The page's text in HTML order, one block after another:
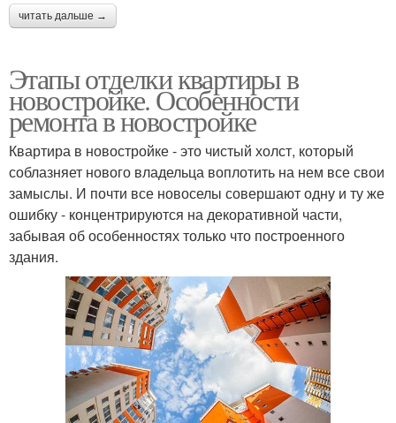
читать дальше →
Этапы отделки квартиры в
новостройке. Особенности
ремонта в новостройке
Квартира в новостройке - это чистый холст, который
соблазняет нового владельца воплотить на нем все свои
замыслы. И почти все новоселы совершают одну и ту же
ошибку - концентрируются на декоративной части,
забывая об особенностях только что построенного
здания.